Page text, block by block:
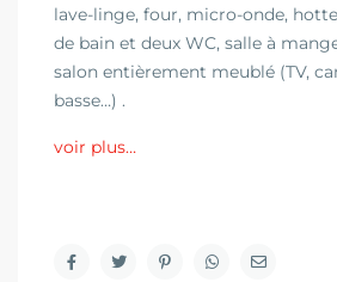
lave-linge, four, micro-onde,
de bain et deux WC, salle à
salon entièrement meublé (TV,
basse…) .
voir plus…